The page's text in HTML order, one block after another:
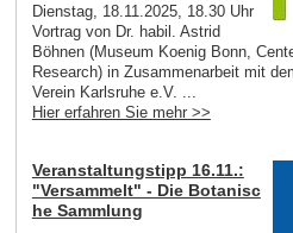
Dienstag, 18.11.2025, 18.30 Uhr
Vortrag von Dr. habil. Astrid
Böhnen (Museum Koenig Bonn,
Research) in Zusammenarbeit mit
Verein Karlsruhe e.V. ...
Hier erfahren Sie mehr >>
Veranstaltungstipp 16.11.:
"Versammelt" - Die Botanisc
he Sammlung